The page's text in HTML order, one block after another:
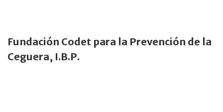
Fundación Codet para la Prevención de la
Ceguera, I.B.P.